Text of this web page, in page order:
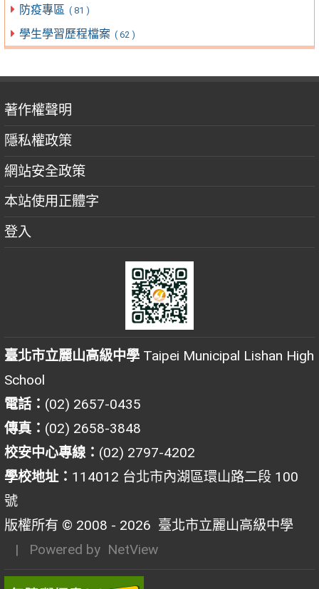
防疫專區 ( 81 )
學生學習歷程檔案 ( 62 )
著作權聲明
隱私權政策
網站安全政策
本站使用正體字
登入
臺北市立麗山高級中學 Taipei Municipal Lishan High
School
電話： (02) 2657-0435
傳真： (02) 2658-3848
校安中心專線： (02) 2797-4202
學校地址： 114012 台北市內湖區環山路二段 100
號
版權所有 © 2008 - 2026 臺北市立麗山高級中學
| Powered by NetView